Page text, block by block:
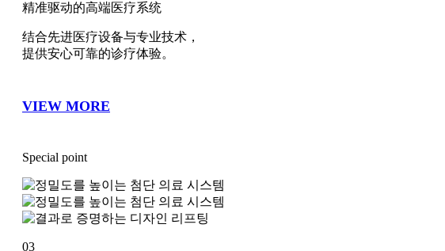
精准驱动的高端医疗系统
结合先进医疗设备与专业技术，
提供安心可靠的诊疗体验。
VIEW MORE
Special point
03